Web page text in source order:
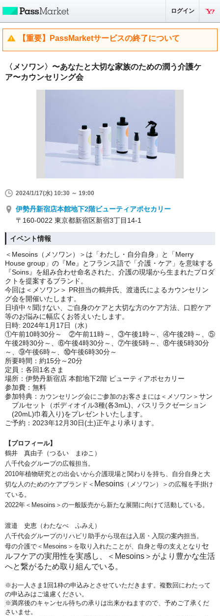
ログイン
【重要】PassMarketサービスの終了について
〈メソワン〉〜あなたと⼤切な家族のための潤う介護ケ
ア〜カウンセリング会
2024/1/17(水) 10:30 ～ 19:00
伊勢丹新宿店本館地下2階ビューティアポセカリー
〒160-0022 東京都新宿区新宿3丁目14-1
イベント情報
＜Mesoins（メソワン）＞は「わたし・自分自身」と「Merry
House group」の『Me』とフランス語で「介護・ケア」を意味する
『Soins』を組み合わせ命名された、介護の現場から生まれたプロダ
クトを提案するブランド。
今回は＜メソワン＞ PR担当の鶴井氏、 渡邉氏によるカウンセリン
グ会を開催いたします。
日頃中々聞けない、ご自身のケアと大切な方のケア方法、口腔ケア
等のお悩みに幅広くお答えいたします。
日時: 2024年1⽉17⽇（⽔）
①午前10時30分～ ②午前11時～、③午後1時～、④午後2時～、⑤
午後2時30分～、⑥午後4時30分～、⑦午後5時～、⑧午後5時30分
～、⑨午後6時～、⑩午後6時30分～
所要時間：約15分～20分
定員：各回1名さま
場所：伊勢丹新宿店 本館地下2階 ビューティアポセカリー
参加費：無料
参加特典： カウンセリング会にご参加のお客さまには＜メソワン＞ サン
プルセット（ボディオイル3種(各3mL)、バスリラクゼーション
(20mL)巾着入り)をプレゼントいたします。
ご予約：2023年12月30日(土)正午より承ります。
【プロフィール】
鶴井 真由子（つるい まゆこ）
八千代会グループの広報担当。
2010年植物研究との出会いから介護現場と関わりを持ち、 自分自身と大
切な人のためのケアブランド＜ Mesoins （メソワン）＞の広報を手掛け
ている。
2022年＜ Mesoins＞ の一般販売から新たな展開に向けて活動している。
渡邉 史恵（わたなべ ふみえ）
八千代会グループのリハビリ助手から現在は入居・入院の案内担当。
母の介護で＜ Mesoins＞ を取り入れたことが、自身と母の支えとなり セ
ルフケアの実用性を実感し、＜ Mesoins＞ がより豊かな生活
へと繋がるため取り組んでいる。
※お一人さま 1 回 1 枠の申込みとさせていただきます。複数回にわたって
の申込みはご遠慮ください。
※満席後のキャンセル待ちの承りは出来かねますので、予めご了承くだ
さいませ。